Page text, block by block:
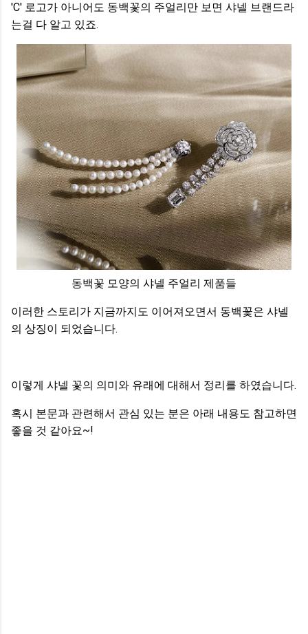
'C' 로고가 아니어도 동백꽃의 주얼리만 보면 샤넬 브랜드라
는걸 다 알고 있죠.
동백꽃 모양의 샤넬 주얼리 제품들
이러한 스토리가 지금까지도 이어져오면서 동백꽃은 샤넬
의 상징이 되었습니다.
이렇게 샤넬 꽃의 의미와 유래에 대해서 정리를 하였습니다.
혹시 본문과 관련해서 관심 있는 분은 아래 내용도 참고하면
좋을 것 같아요~!